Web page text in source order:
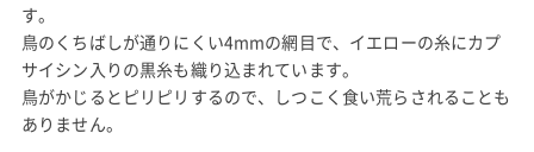
す。
鳥のくちばしが通りにくい4mmの網目で、イエローの糸にカプ
サイシン入りの黒糸も織り込まれています。
鳥がかじるとピリピリするので、しつこく食い荒らされることも
ありません。